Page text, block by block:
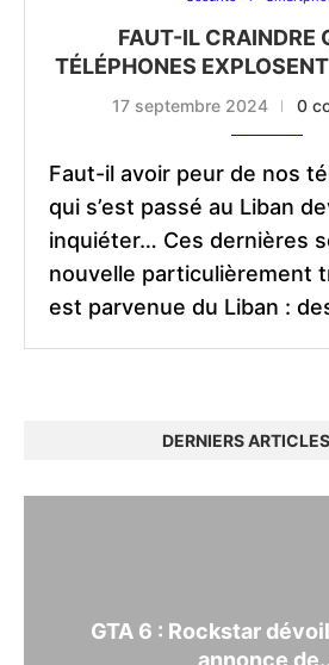
FAUT-IL CRAINDRE
TÉLÉPHONES
17 septembre 2024 0
Faut-il avoir peur de nos
qui s’est passé au Liban
inquiéter… Ces dernières
nouvelle particulièrement
est parvenue du Liban :
DERNIERS ARTICLES
GTA 6 : Rockstar
annonce